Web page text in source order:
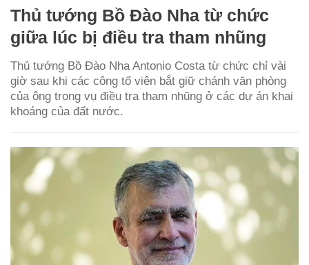
Thủ tướng Bồ Đào Nha từ chức
giữa lúc bị điều tra tham nhũng
Thủ tướng Bồ Đào Nha Antonio Costa từ chức chỉ vài
giờ sau khi các công tố viên bắt giữ chánh văn phòng
của ông trong vụ điều tra tham nhũng ở các dự án khai
khoáng của đất nước.